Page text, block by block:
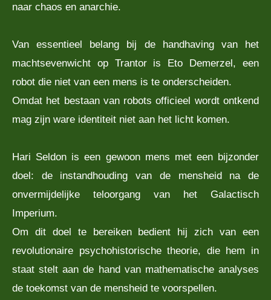
naar chaos en anarchie.
Van essentieel belang bij de handhaving van het
machtsevenwicht op Trantor is Eto Demerzel, een
robot die niet van een mens is te onderscheiden.
Omdat het bestaan van robots officieel wordt ontkend
mag zijn ware identiteit niet aan het licht komen.
Hari Seldon is een gewoon mens met een bijzonder
doel: de instandhouding van de mensheid na de
onvermijdelijke teloorgang van het Galactisch
Imperium.
Om dit doel te bereiken bedient hij zich van een
revolutionaire psychohistorische theorie, die hem in
staat stelt aan de hand van mathematische analyses
de toekomst van de mensheid te voorspellen.